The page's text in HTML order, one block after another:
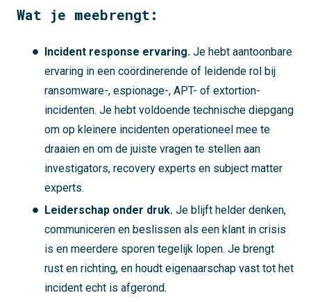
Wat je meebrengt:
Incident response ervaring. Je hebt aantoonbare
ervaring in een coördinerende of leidende rol bij
ransomware-, espionage-, APT- of extortion-
incidenten. Je hebt voldoende technische diepgang
om op kleinere incidenten operationeel mee te
draaien en om de juiste vragen te stellen aan
investigators, recovery experts en subject matter
experts.
Leiderschap onder druk. Je blijft helder denken,
communiceren en beslissen als een klant in crisis
is en meerdere sporen tegelijk lopen. Je brengt
rust en richting, en houdt eigenaarschap vast tot het
incident echt is afgerond.